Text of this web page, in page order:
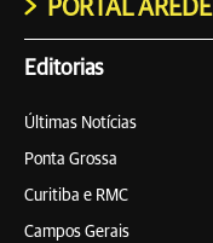
PORTAL AREDE
Editorias
Últimas Notícias
Ponta Grossa
Curitiba e RMC
Campos Gerais